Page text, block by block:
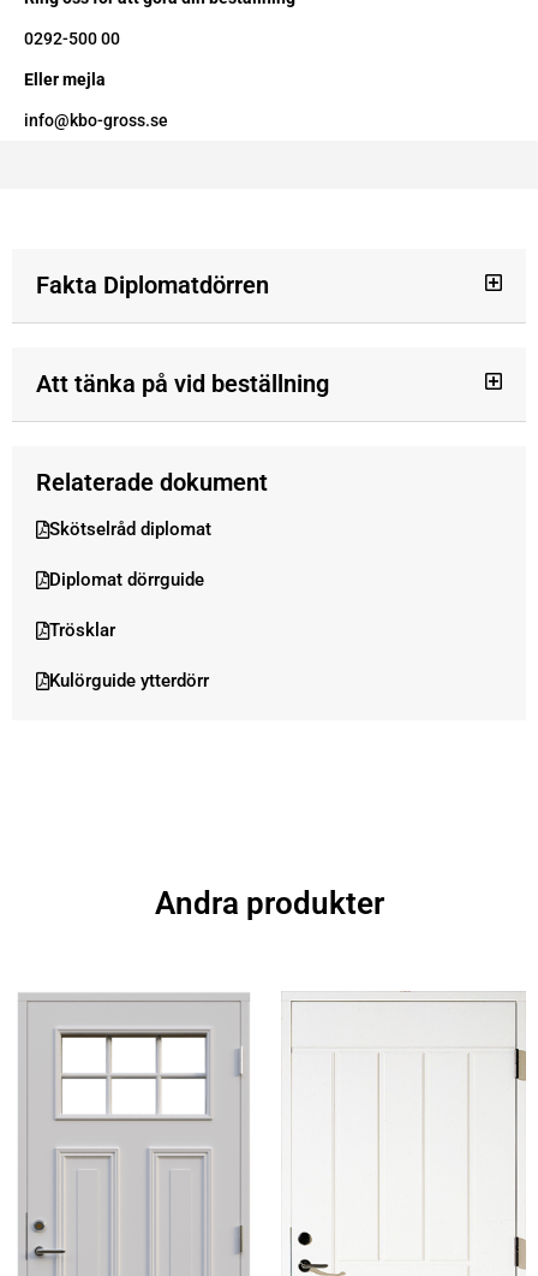
0292-500 00
Eller mejla
info@kbo-gross.se
Fakta Diplomatdörren
Att tänka på vid beställning
Relaterade dokument
Skötselråd diplomat
Diplomat dörrguide
Trösklar
Kulörguide ytterdörr
Andra produkter